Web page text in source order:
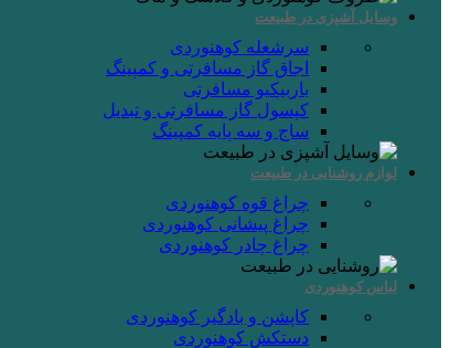
وسایل آشپزی در طبیعت
سرشعله کوهنوردی
اجاق گاز مسافرتی و کمپینگ
باربیکیو مسافرتی
کپسول گاز مسافرتی و تبدیل
ساج و سه پایه کمپینگ
لوازم روشنایی در طبیعت
چراغ قوه کوهنوردی
چراغ پیشانی کوهنوردی
چراغ چادر کوهنوردی
لباس کوهنوردی
کاپشن و بادگیر کوهنوردی
دستکش کوهنوردی